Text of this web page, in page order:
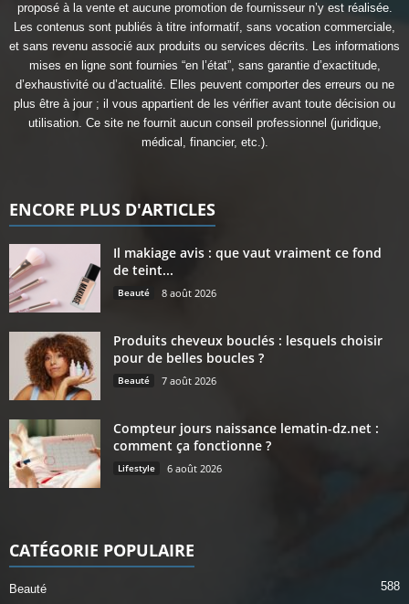
proposé à la vente et aucune promotion de fournisseur n’y est réalisée.
Les contenus sont publiés à titre informatif, sans vocation commerciale,
et sans revenu associé aux produits ou services décrits. Les informations
mises en ligne sont fournies “en l’état”, sans garantie d’exactitude,
d’exhaustivité ou d’actualité. Elles peuvent comporter des erreurs ou ne
plus être à jour ; il vous appartient de les vérifier avant toute décision ou
utilisation. Ce site ne fournit aucun conseil professionnel (juridique,
médical, financier, etc.).
ENCORE PLUS D'ARTICLES
Il makiage avis : que vaut vraiment ce fond
de teint...
Beauté 8 août 2026
Produits cheveux bouclés : lesquels choisir
pour de belles boucles ?
Beauté 7 août 2026
Compteur jours naissance lematin-dz.net :
comment ça fonctionne ?
Lifestyle 6 août 2026
CATÉGORIE POPULAIRE
Beauté 588